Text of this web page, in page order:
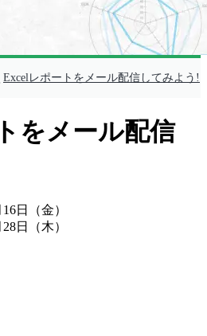
Excelレポートをメール配信してみよう!
をメール配信
日（金）
日（木）